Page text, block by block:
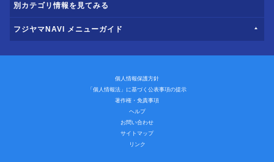
別カテゴリ情報を見てみる
フジヤマNAVI メニューガイド
個人情報保護方針
「個人情報法」に基づく公表事項の提示
著作権・免責事項
ヘルプ
お問い合わせ
サイトマップ
リンク